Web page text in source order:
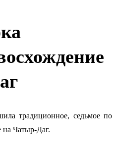
традиционное, седьмое по
на Чатыр-Даг.